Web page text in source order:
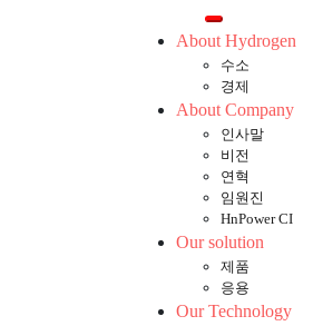
Toggle
About Hydrogen
수소
경제
About Company
인사말
비전
연혁
임원진
HnPower CI
Our solution
제품
응용
Our Technology